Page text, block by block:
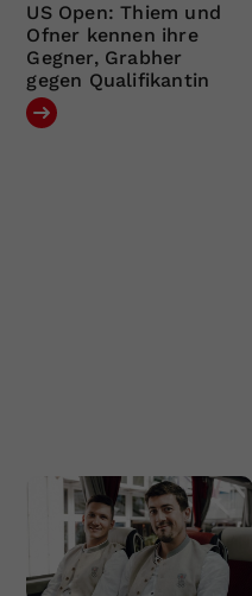
US Open: Thiem und
Ofner kennen ihre
Gegner, Grabher
gegen Qualifikantin